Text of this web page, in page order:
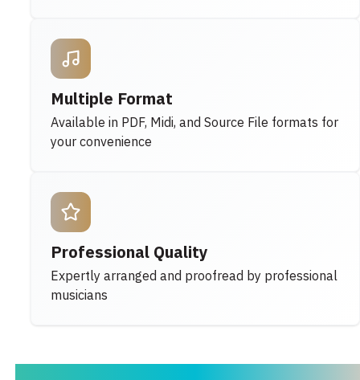
Multiple Format
Available in PDF, Midi, and Source File formats for
your convenience
Professional Quality
Expertly arranged and proofread by professional
musicians